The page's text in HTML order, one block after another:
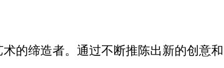
的缔造者。通过不断推陈出新的创意和